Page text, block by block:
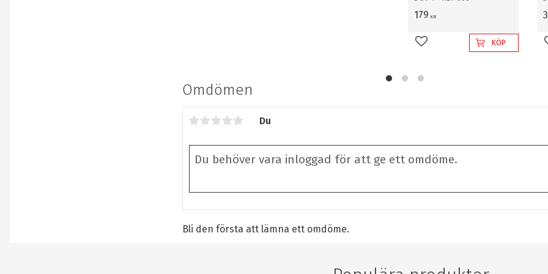
Omdömen
Du
Bli den första att lämna ett omdöme.
179 KR
Lägg till i favoriter
KÖP